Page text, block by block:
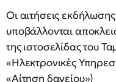
Οι αιτήσεις
υποβάλλονται
της ιστοσελίδας του
«Ηλεκτρονικές
«Αίτηση δανείου»)